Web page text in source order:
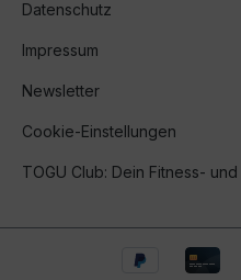
Datenschutz
Impressum
Newsletter
Cookie-Einstellungen
TOGU Club: Dein Fitness-